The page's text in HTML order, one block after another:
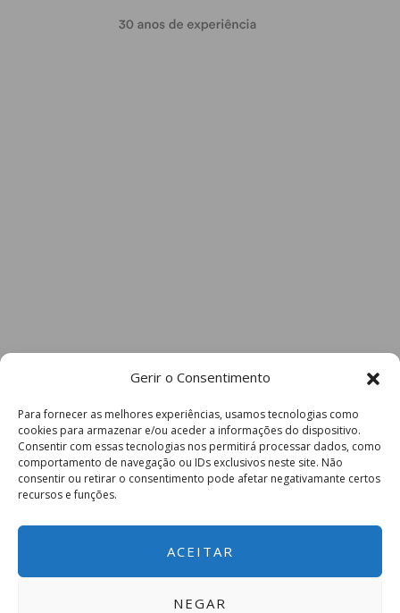
Gerir o Consentimento
Para fornecer as melhores experiências, usamos tecnologias como
cookies para armazenar e/ou aceder a informações do dispositivo.
Consentir com essas tecnologias nos permitirá processar dados, como
comportamento de navegação ou IDs exclusivos neste site. Não
consentir ou retirar o consentimento pode afetar negativamante certos
recursos e funções.
ACEITAR
NEGAR